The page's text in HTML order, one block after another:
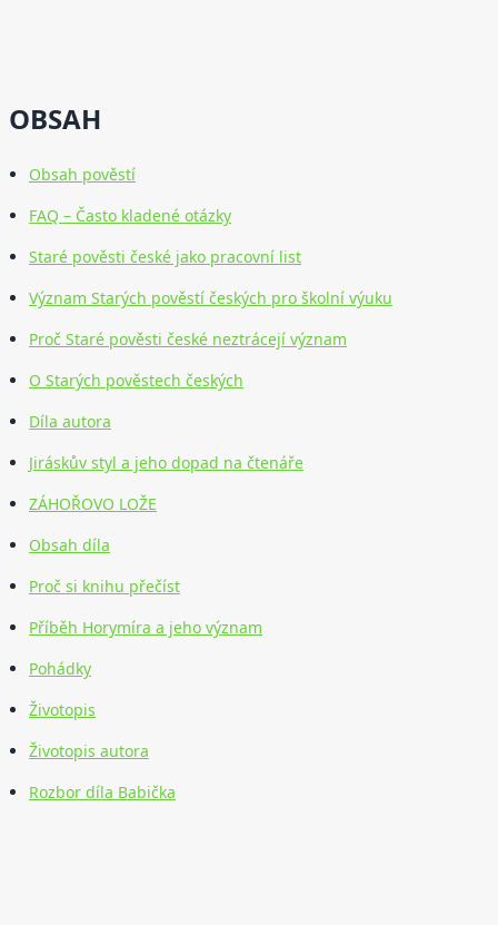
OBSAH
Obsah pověstí
FAQ – Často kladené otázky
Staré pověsti české jako pracovní list
Význam Starých pověstí českých pro školní výuku
Proč Staré pověsti české neztrácejí význam
O Starých pověstech českých
Díla autora
Jiráskův styl a jeho dopad na čtenáře
ZÁHOŘOVO LOŽE
Obsah díla
Proč si knihu přečíst
Příběh Horymíra a jeho význam
Pohádky
Životopis
Životopis autora
Rozbor díla Babička